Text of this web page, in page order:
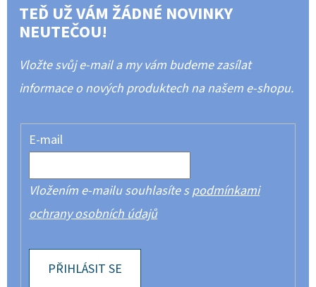
TEĎ UŽ VÁM ŽÁDNÉ NOVINKY
NEUTEČOU!
Vložte svůj e-mail a my vám budeme zasílat
informace o nových produktech na našem e-shopu.
E-mail
Vložením e-mailu souhlasíte spodmínkami
ochrany osobních údajů
PŘIHLÁSIT SE